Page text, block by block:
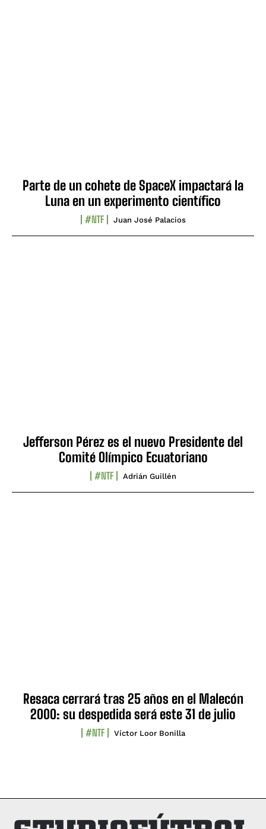
Parte de un cohete de SpaceX impactará la
Luna en un experimento científico
#NTF Juan José Palacios
Jefferson Pérez es el nuevo Presidente del
Comité Olímpico Ecuatoriano
#NTF Adrián Guillén
Resaca cerrará tras 25 años en el Malecón
2000: su despedida será este 31 de julio
#NTF Víctor Loor Bonilla